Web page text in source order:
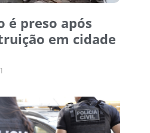
é preso após
em cidade